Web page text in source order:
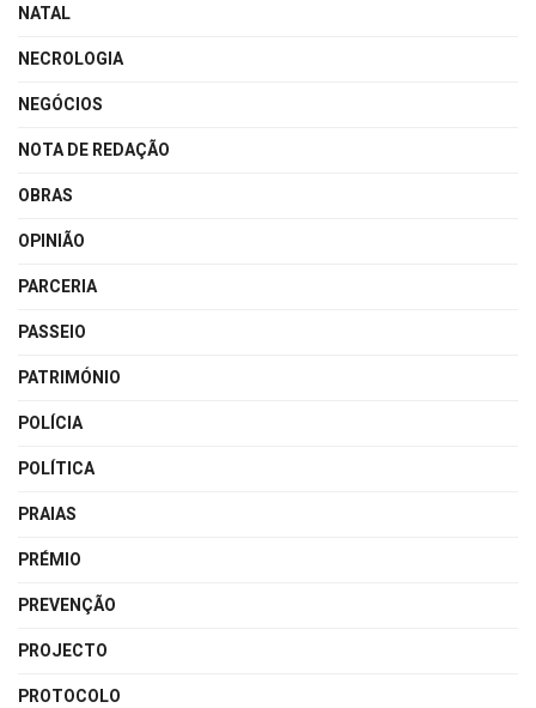
NATAL
NECROLOGIA
NEGÓCIOS
NOTA DE REDAÇÃO
OBRAS
OPINIÃO
PARCERIA
PASSEIO
PATRIMÓNIO
POLÍCIA
POLÍTICA
PRAIAS
PRÉMIO
PREVENÇÃO
PROJECTO
PROTOCOLO